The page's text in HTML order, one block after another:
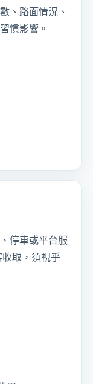
、路面情況、
慣影響。
停車或平台服
取，須視乎